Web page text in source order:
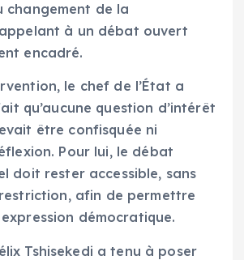
changement de la
à un débat ouvert
encadré.
le chef de l’État a
qu’aucune question d’intérêt
être confisquée ni
Pour lui, le débat
doit rester accessible, sans
afin de permettre
démocratique.
Tshisekedi a tenu à poser